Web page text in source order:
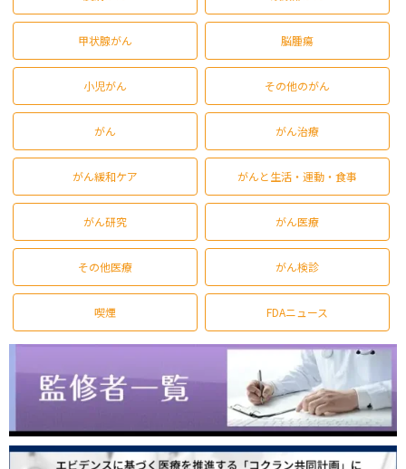
甲状腺がん 脳腫瘍
小児がん その他のがん
がん がん治療
がん緩和ケア がんと生活・運動・食事
がん研究 がん医療
その他医療 がん検診
喫煙 FDAニュース